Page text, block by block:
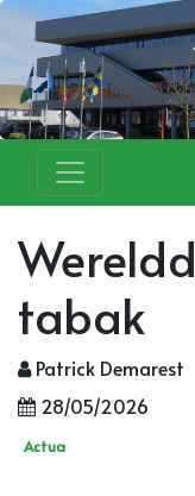
tabak
Patrick Demarest
28/05/2026
Actua